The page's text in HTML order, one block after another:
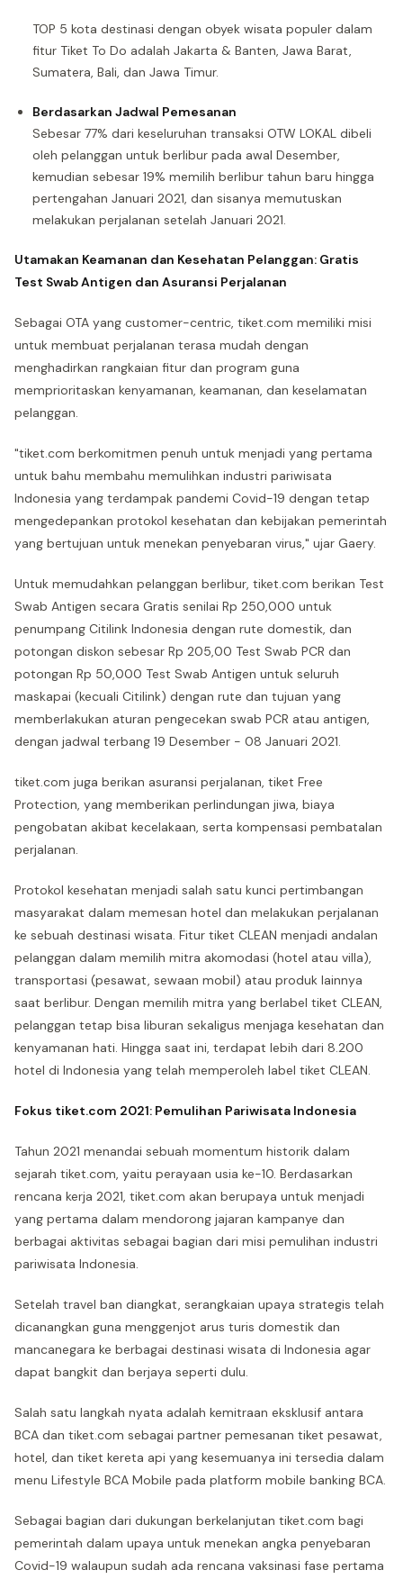
TOP 5 kota destinasi dengan obyek wisata populer dalam
fitur Tiket To Do adalah Jakarta & Banten, Jawa Barat,
Sumatera, Bali, dan Jawa Timur.
Berdasarkan Jadwal Pemesanan
Sebesar 77% dari keseluruhan transaksi OTW LOKAL dibeli
oleh pelanggan untuk berlibur pada awal Desember,
kemudian sebesar 19% memilih berlibur tahun baru hingga
pertengahan Januari 2021, dan sisanya memutuskan
melakukan perjalanan setelah Januari 2021.
Utamakan Keamanan dan Kesehatan Pelanggan: Gratis
Test Swab Antigen dan Asuransi Perjalanan
Sebagai OTA yang customer-centric, tiket.com memiliki misi
untuk membuat perjalanan terasa mudah dengan
menghadirkan rangkaian fitur dan program guna
memprioritaskan kenyamanan, keamanan, dan keselamatan
pelanggan.
"tiket.com berkomitmen penuh untuk menjadi yang pertama
untuk bahu membahu memulihkan industri pariwisata
Indonesia yang terdampak pandemi Covid-19 dengan tetap
mengedepankan protokol kesehatan dan kebijakan pemerintah
yang bertujuan untuk menekan penyebaran virus," ujar Gaery.
Untuk memudahkan pelanggan berlibur, tiket.com berikan Test
Swab Antigen secara Gratis senilai Rp 250,000 untuk
penumpang Citilink Indonesia dengan rute domestik, dan
potongan diskon sebesar Rp 205,00 Test Swab PCR dan
potongan Rp 50,000 Test Swab Antigen untuk seluruh
maskapai (kecuali Citilink) dengan rute dan tujuan yang
memberlakukan aturan pengecekan swab PCR atau antigen,
dengan jadwal terbang 19 Desember - 08 Januari 2021.
tiket.com juga berikan asuransi perjalanan, tiket Free
Protection, yang memberikan perlindungan jiwa, biaya
pengobatan akibat kecelakaan, serta kompensasi pembatalan
perjalanan.
Protokol kesehatan menjadi salah satu kunci pertimbangan
masyarakat dalam memesan hotel dan melakukan perjalanan
ke sebuah destinasi wisata. Fitur tiket CLEAN menjadi andalan
pelanggan dalam memilih mitra akomodasi (hotel atau villa),
transportasi (pesawat, sewaan mobil) atau produk lainnya
saat berlibur. Dengan memilih mitra yang berlabel tiket CLEAN,
pelanggan tetap bisa liburan sekaligus menjaga kesehatan dan
kenyamanan hati. Hingga saat ini, terdapat lebih dari 8.200
hotel di Indonesia yang telah memperoleh label tiket CLEAN.
Fokus tiket.com 2021: Pemulihan Pariwisata Indonesia
Tahun 2021 menandai sebuah momentum historik dalam
sejarah tiket.com, yaitu perayaan usia ke-10. Berdasarkan
rencana kerja 2021, tiket.com akan berupaya untuk menjadi
yang pertama dalam mendorong jajaran kampanye dan
berbagai aktivitas sebagai bagian dari misi pemulihan industri
pariwisata Indonesia.
Setelah travel ban diangkat, serangkaian upaya strategis telah
dicanangkan guna menggenjot arus turis domestik dan
mancanegara ke berbagai destinasi wisata di Indonesia agar
dapat bangkit dan berjaya seperti dulu.
Salah satu langkah nyata adalah kemitraan eksklusif antara
BCA dan tiket.com sebagai partner pemesanan tiket pesawat,
hotel, dan tiket kereta api yang kesemuanya ini tersedia dalam
menu Lifestyle BCA Mobile pada platform mobile banking BCA.
Sebagai bagian dari dukungan berkelanjutan tiket.com bagi
pemerintah dalam upaya untuk menekan angka penyebaran
Covid-19 walaupun sudah ada rencana vaksinasi fase pertama